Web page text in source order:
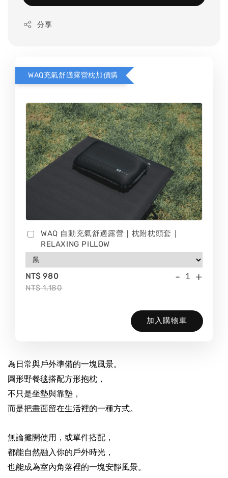
分享
WAQ充氣舒適露營枕加價購
WAQ 自動充氣舒適露營｜枕附枕頭套｜
RELAXING PILLOW
NT$ 980
NT$ 1,180
- +
加入購物車
為日常與戶外準備的一塊風景。
圓形野餐毯搭配方形抱枕，
不只是坐墊與靠墊，
而是把畫面留在生活裡的一種方式。
無論攤開使用，或單件搭配，
都能自然融入你的戶外時光，
也能成為室內角落裡的一塊安靜風景。